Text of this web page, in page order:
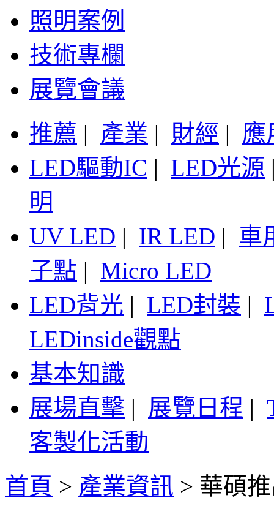
照明案例
技術專欄
展覽會議
推薦 | 產業 | 財經 | 應
LED驅動IC | LED光源
明
UV LED | IR LED | 車
子點 | Micro LED
LED背光 | LED封裝 |
LEDinside觀點
基本知識
展場直擊 | 展覽日程 |
客製化活動
首頁 > 產業資訊 > 華碩